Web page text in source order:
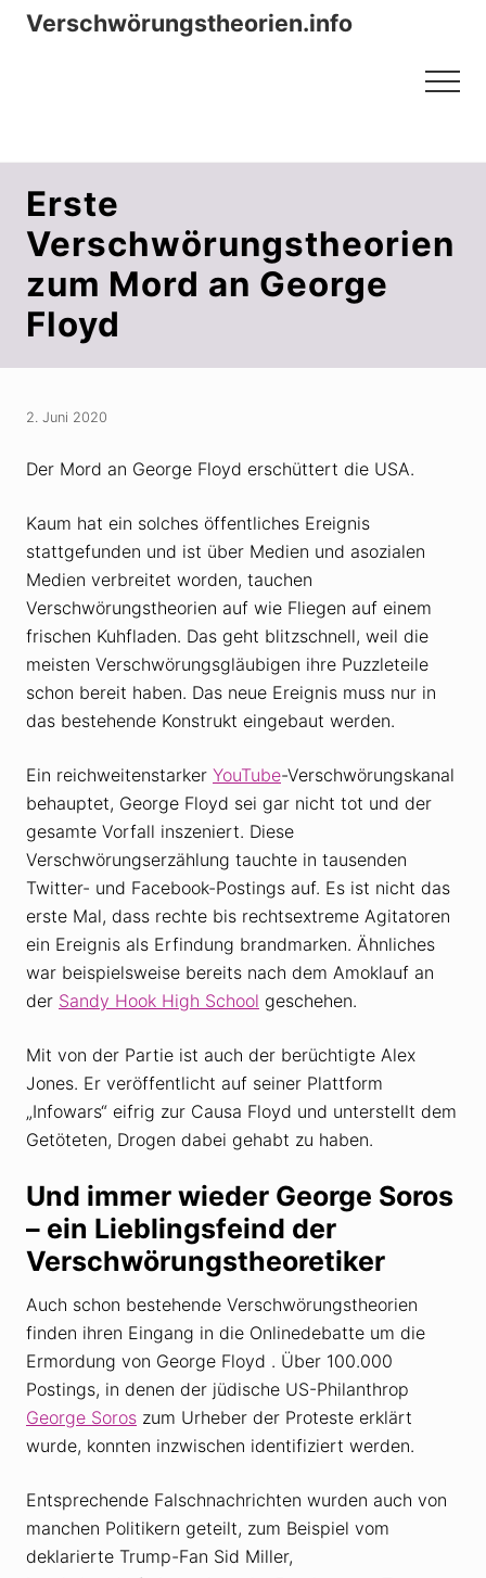
Menu
Zum
ZurVerschwörungstheorien.info
Menu
Erste
Verschwörungstheorien
zum Mord an George
Floyd
2. Juni 2020
Der Mord an George Floyd erschüttert die USA.
Kaum hat ein solches öffentliches Ereignis
stattgefunden und ist über Medien und asozialen
Medien verbreitet worden, tauchen
Verschwörungstheorien auf wie Fliegen auf einem
frischen Kuhfladen. Das geht blitzschnell, weil die
meisten Verschwörungsgläubigen ihre Puzzleteile
schon bereit haben. Das neue Ereignis muss nur in
das bestehende Konstrukt eingebaut werden.
Ein reichweitenstarker YouTube-Verschwörungskanal
behauptet, George Floyd sei gar nicht tot und der
gesamte Vorfall inszeniert. Diese
Verschwörungserzählung tauchte in tausenden
Twitter- und Facebook-Postings auf. Es ist nicht das
erste Mal, dass rechte bis rechtsextreme Agitatoren
ein Ereignis als Erfindung brandmarken. Ähnliches
war beispielsweise bereits nach dem Amoklauf an
der Sandy Hook High School geschehen.
Mit von der Partie ist auch der berüchtigte Alex
Jones. Er veröffentlicht auf seiner Plattform
„Infowars“ eifrig zur Causa Floyd und unterstellt dem
Getöteten, Drogen dabei gehabt zu haben.
Und immer wieder George Soros
– ein Lieblingsfeind der
Verschwörungstheoretiker
Auch schon bestehende Verschwörungstheorien
finden ihren Eingang in die Onlinedebatte um die
Ermordung von George Floyd . Über 100.000
Postings, in denen der jüdische US-Philanthrop
George Soros zum Urheber der Proteste erklärt
wurde, konnten inzwischen identifiziert werden.
Entsprechende Falschnachrichten wurden auch von
manchen Politikern geteilt, zum Beispiel vom
deklarierte Trump-Fan Sid Miller,